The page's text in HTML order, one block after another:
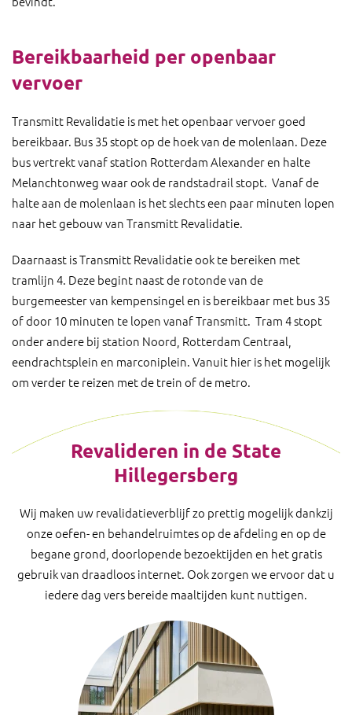
Bereikbaarheid per openbaar
vervoer
Transmitt Revalidatie is met het openbaar vervoer goed
bereikbaar. Bus 35 stopt op de hoek van de molenlaan. Deze
bus vertrekt vanaf station Rotterdam Alexander en halte
Melanchtonweg waar ook de randstadrail stopt. Vanaf de
halte aan de molenlaan is het slechts een paar minuten lopen
naar het gebouw van Transmitt Revalidatie.
Daarnaast is Transmitt Revalidatie ook te bereiken met
tramlijn 4. Deze begint naast de rotonde van de
burgemeester van kempensingel en is bereikbaar met bus 35
of door 10 minuten te lopen vanaf Transmitt. Tram 4 stopt
onder andere bij station Noord, Rotterdam Centraal,
eendrachtsplein en marconiplein. Vanuit hier is het mogelijk
om verder te reizen met de trein of de metro.
Revalideren in de State
Hillegersberg
Wij maken uw revalidatieverblijf zo prettig mogelijk dankzij
onze oefen- en behandelruimtes op de afdeling en op de
begane grond, doorlopende bezoektijden en het gratis
gebruik van draadloos internet. Ook zorgen we ervoor dat u
iedere dag vers bereide maaltijden kunt nuttigen.